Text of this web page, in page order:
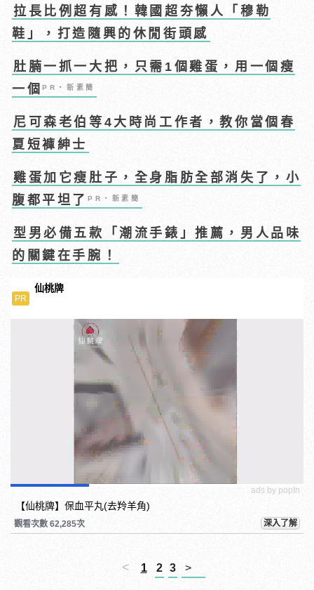
拉長比例超有感！韓國超夯懶人「穆勒
鞋」，打造隨興的休閒街頭感
肚腩一抓一大把，只需1個雞蛋，用一個瘦
一個PR・新素簡
尼可森老伯等4大時尚工作者，教你當個春
夏短褲紳士
雞蛋加它瘦肚子，全身脂肪全部消失了，小
腹都平坦了 PR・新素簡
型男必備五款「潮流手錶」推薦，男人品味
的關鍵在手腕！
PR
仙桃牌
ads by popIn
【仙桃牌】保血平丸(去羚羊角)
觀看次數 62,285次 深入了解
< 1 2 3 >